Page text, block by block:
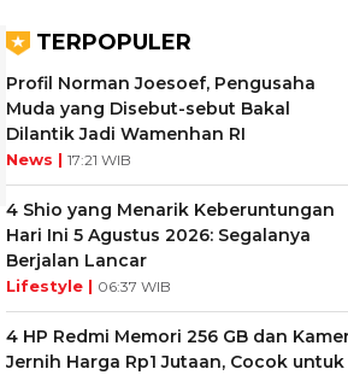
TERPOPULER
Profil Norman Joesoef, Pengusaha
Muda yang Disebut-sebut Bakal
Dilantik Jadi Wamenhan RI
News | 17:21 WIB
4 Shio yang Menarik Keberuntungan
Hari Ini 5 Agustus 2026: Segalanya
Berjalan Lancar
Lifestyle | 06:37 WIB
4 HP Redmi Memori 256 GB dan
Jernih Harga Rp1 Jutaan, Cocok untuk